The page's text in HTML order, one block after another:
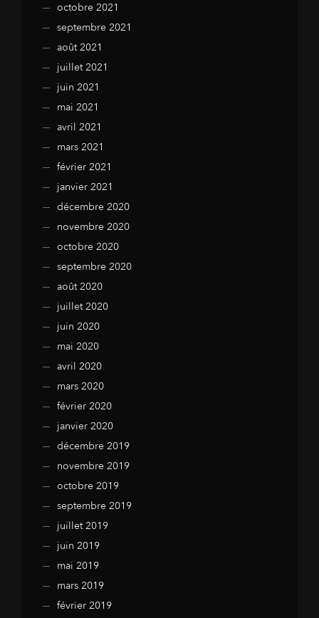
octobre 2021
septembre 2021
août 2021
juillet 2021
juin 2021
mai 2021
avril 2021
mars 2021
février 2021
janvier 2021
décembre 2020
novembre 2020
octobre 2020
septembre 2020
août 2020
juillet 2020
juin 2020
mai 2020
avril 2020
mars 2020
février 2020
janvier 2020
décembre 2019
novembre 2019
octobre 2019
septembre 2019
juillet 2019
juin 2019
mai 2019
mars 2019
février 2019